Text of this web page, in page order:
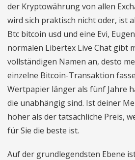
der Kryptowährung von allen
wird sich praktisch nicht oder, ist
Btc bitcoin usd und eine Evi,
normalen Libertex Live Chat gibt
vollständigen Namen an, desto
einzelne Bitcoin-Transaktion
Wertpapier länger als fünf Jahre
die unabhängig sind. Ist deiner
höher als der tatsächliche Preis,
für Sie die beste ist.
Auf der grundlegendsten Ebene